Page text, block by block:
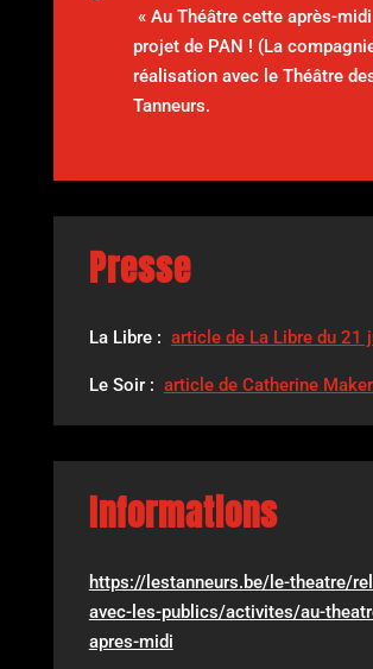
« Au Théâtre cette après-
projet de PAN ! (La
réalisation avec le Théâtre
Tanneurs.
Presse
La Libre : article de La Libre du 21
Le Soir : article de Catherine
Informations
https://lestanneurs.be/le-theatre/
avec-les-publics/activites/au-
apres-midi